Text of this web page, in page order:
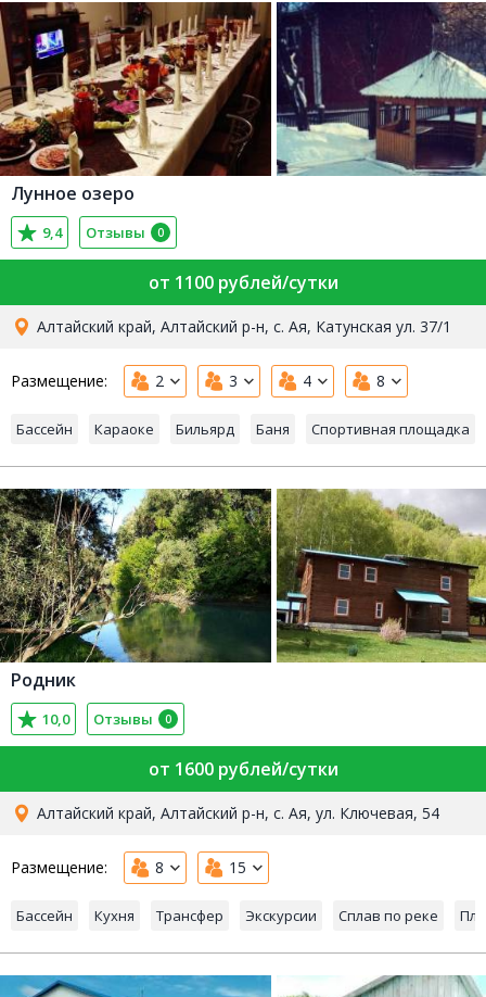
Лунное озеро
9,4 Отзывы 0
от 1100 рублей/сутки
Алтайский край, Алтайский р-н, с. Ая, Катунская ул. 37/1
Размещение: 2 3 4 8
Бассейн Караоке Бильярд Баня Спортивная площадка
Родник
10,0 Отзывы 0
от 1600 рублей/сутки
Алтайский край, Алтайский р-н, с. Ая, ул. Ключевая, 54
Размещение: 8 15
Бассейн Кухня Трансфер Экскурсии Сплав по реке